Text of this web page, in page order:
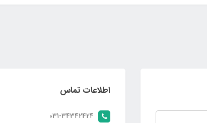
اطلاعات تماس
031-34342424